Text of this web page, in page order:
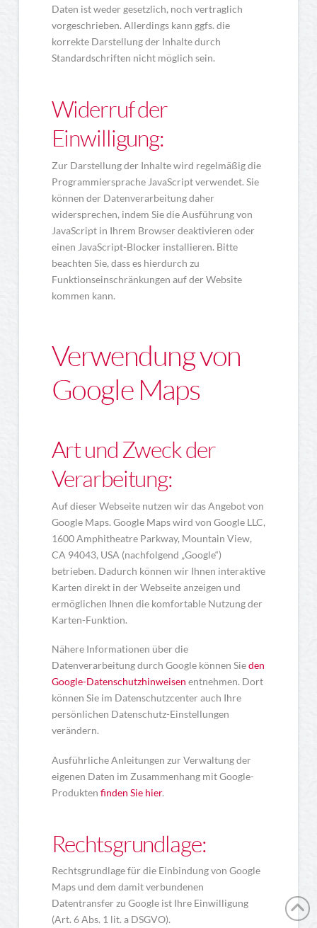
Daten ist weder gesetzlich, noch vertraglich
vorgeschrieben. Allerdings kann ggfs. die
korrekte Darstellung der Inhalte durch
Standardschriften nicht möglich sein.
Widerruf der
Einwilligung:
Zur Darstellung der Inhalte wird regelmäßig die
Programmiersprache JavaScript verwendet. Sie
können der Datenverarbeitung daher
widersprechen, indem Sie die Ausführung von
JavaScript in Ihrem Browser deaktivieren oder
einen JavaScript-Blocker installieren. Bitte
beachten Sie, dass es hierdurch zu
Funktionseinschränkungen auf der Website
kommen kann.
Verwendung von
Google Maps
Art und Zweck der
Verarbeitung:
Auf dieser Webseite nutzen wir das Angebot von
Google Maps. Google Maps wird von Google LLC,
1600 Amphitheatre Parkway, Mountain View,
CA 94043, USA (nachfolgend „Google“)
betrieben. Dadurch können wir Ihnen interaktive
Karten direkt in der Webseite anzeigen und
ermöglichen Ihnen die komfortable Nutzung der
Karten-Funktion.
Nähere Informationen über die
Datenverarbeitung durch Google können Sieden
Google-Datenschutzhinweisen entnehmen. Dort
können Sie im Datenschutzcenter auch Ihre
persönlichen Datenschutz-Einstellungen
verändern.
Ausführliche Anleitungen zur Verwaltung der
eigenen Daten im Zusammenhang mit Google-
Produkten finden Sie hier.
Rechtsgrundlage:
Rechtsgrundlage für die Einbindung von Google
Maps und dem damit verbundenen
Datentransfer zu Google ist Ihre Einwilligung
(Art. 6 Abs. 1 lit. a DSGVO).